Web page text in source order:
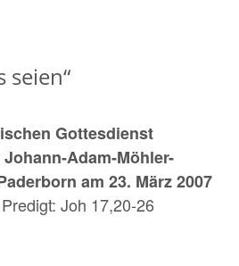
seien“
Gottesdienst
Adam-Möhler-
am 23. März 2007
Joh 17,20-26